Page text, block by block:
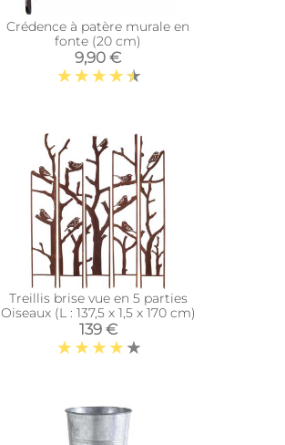
Crédence à patère murale en
fonte (20 cm)
9,90 €
Treillis brise vue en 5 parties
Oiseaux (L : 137,5 x 1,5 x 170 cm)
139 €